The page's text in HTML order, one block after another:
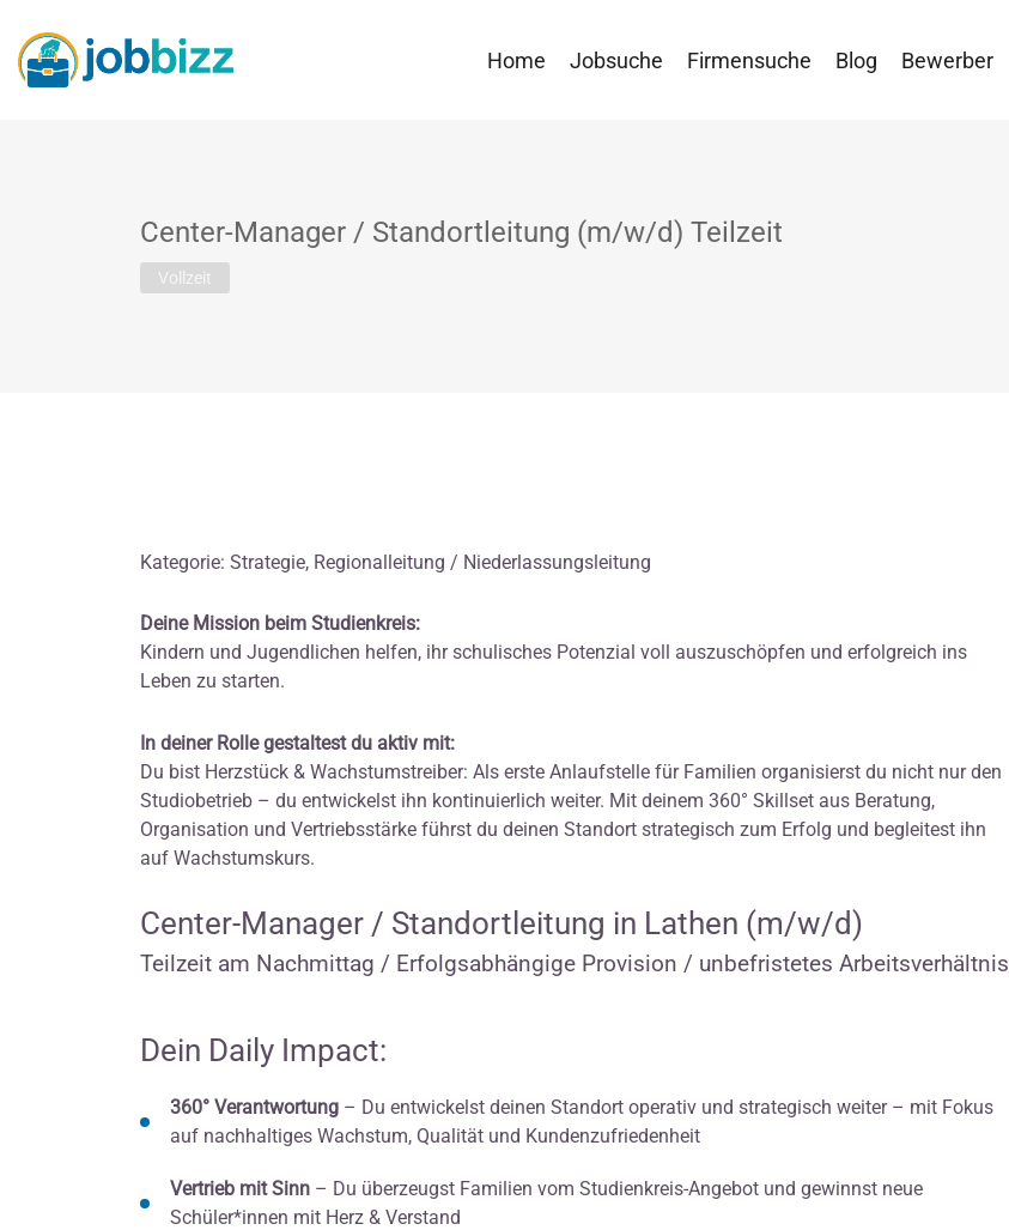
Home Jobsuche Firmensuche Blog Bewerber
Center-Manager / Standortleitung (m/w/d) Teilzeit
Vollzeit
Kategorie: Strategie, Regionalleitung / Niederlassungsleitung
Deine Mission beim Studienkreis:
Kindern und Jugendlichen helfen, ihr schulisches Potenzial voll auszuschöpfen und erfolgreich ins
Leben zu starten.
In deiner Rolle gestaltest du aktiv mit:
Du bist Herzstück & Wachstumstreiber: Als erste Anlaufstelle für Familien organisierst du nicht nur den
Studiobetrieb – du entwickelst ihn kontinuierlich weiter. Mit deinem 360° Skillset aus Beratung,
Organisation und Vertriebsstärke führst du deinen Standort strategisch zum Erfolg und begleitest ihn
auf Wachstumskurs.
Center-Manager / Standortleitung in Lathen (m/w/d)
Teilzeit am Nachmittag / Erfolgsabhängige Provision / unbefristetes Arbeitsverhältnis
Dein Daily Impact:
360° Verantwortung – Du entwickelst deinen Standort operativ und strategisch weiter – mit Fokus
auf nachhaltiges Wachstum, Qualität und Kundenzufriedenheit
Vertrieb mit Sinn – Du überzeugst Familien vom Studienkreis-Angebot und gewinnst neue
Schüler*innen mit Herz & Verstand